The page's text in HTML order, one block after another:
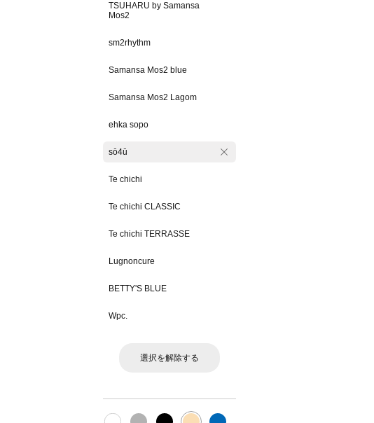
TSUHARU by Samansa
Mos2
sm2rhythm
Samansa Mos2 blue
Samansa Mos2 Lagom
ehka sopo
sō4ū
Te chichi
Te chichi CLASSIC
Te chichi TERRASSE
Lugnoncure
BETTY'S BLUE
Wpc.
選択を解除する